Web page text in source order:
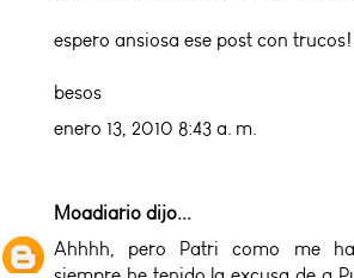
espero ansiosa ese post con
besos
enero 13, 2010 8:43 a. m.
Moadiario dijo...
Ahhhh, pero Patri como me